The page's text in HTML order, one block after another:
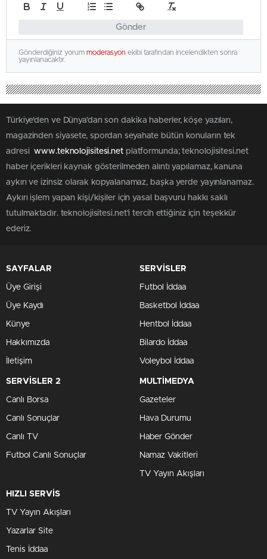
Gönder
Gönderdiğiniz yorum moderasyon ekibi tarafından incelendikten sonra
yayınlanacaktır.
Türkiye'den ve Dünya’dan son dakika haberler, köşe yazıları,
magazinden siyasete, spordan seyahate bütün konuların tek
adresiwww.teknolojisitesi.netplatformunda; teknolojisitesi.net
haber içerikleri kaynak gösterilmeden alıntı yapılamaz, kanuna
aykırı ve izinsiz olarak kopyalanamaz, başka yerde yayınlanamaz.
Aykırı işlem yapan kişi/kişiler için yasal başvuru hakkı saklı
tutulmaktadır. teknolojisitesi.net'i tercih ettiğiniz için teşekkür
ederiz.
SAYFALAR
Üye Girişi
Üye Kaydı
Künye
Hakkımızda
İletişim
SERVİSLER
Futbol İddaa
Basketbol İddaa
Hentbol İddaa
Bilardo İddaa
Voleybol İddaa
SERVİSLER 2
Canlı Borsa
Canlı Sonuçlar
Canlı TV
Futbol Canlı Sonuçlar
MULTİMEDYA
Gazeteler
Hava Durumu
Haber Gönder
Namaz Vakitleri
TV Yayın Akışları
HIZLI SERVİS
TV Yayın Akışları
Yazarlar Site
Tenis İddaa